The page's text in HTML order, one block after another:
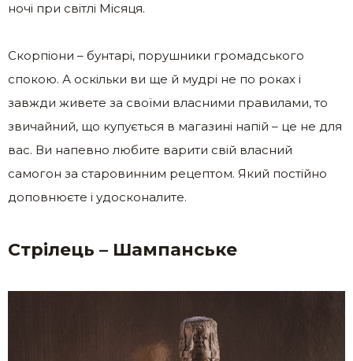
ночі при світлі Місяця.
Скорпіони – бунтарі, порушники громадського
спокою. А оскільки ви ще й мудрі не по роках і
завжди живете за своїми власними правилами, то
звичайний, що купується в магазині напій – це не для
вас. Ви напевно любите варити свій власний
самогон за старовинним рецептом. Який постійно
доповнюєте і удосконалите.
Стрілець – Шампанське